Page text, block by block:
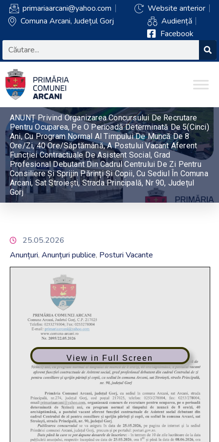
primariaarcani@yahoo.com
Comuna Arcani, Județul Gorj
Website anterior
Audiență
Facebook
ANUNȚ Privind Organizarea Concursului De Recrutare
Pentru Ocuparea, Pe O Perioadă Determinată De 5(cinci)
Ani, Cu Program Normal Al Timpului De Muncă De 8
Ore/zi, 40 Ore/săptămână, A Postului Vacant Aferent
Funcției Contractuale De Asistent Social, Grad
Profesional Debutant Din Cadrul Centrului De Zi Pentru
Consiliere Și Sprijin Părinți Și Copii, Cu Sediul În Comuna
Arcani, Sat Stroiești, Strada Principală, Nr 90, Județul
Gorj
25.05.2026
Anunțuri‚ Anunțuri publice‚ Posturi Vacante
View in Full Screen